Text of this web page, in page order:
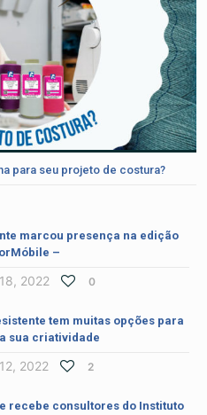
para seu projeto de costura?
marcou presença na edição
–
2022 0
tem muitas opções para
sua criatividade
2022 2
recebe consultores do Instituto